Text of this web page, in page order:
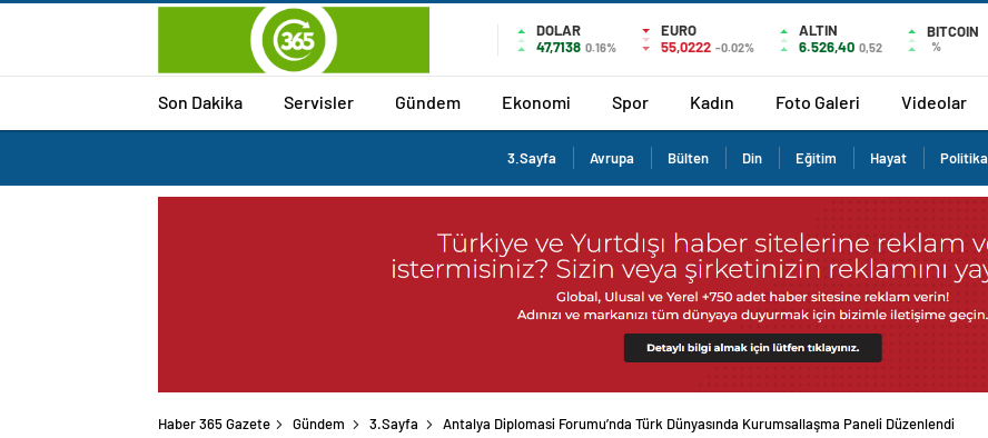
DOLAR
47,7138 0.16%
EURO
55,0222 -0.02%
ALTIN
6.526,40 0,52
BITCOIN
%
Son Dakika Servisler Gündem Ekonomi Spor Kadın Foto Galeri Videolar
3.Sayfa Avrupa Bülten Din Eğitim Hayat Politika
Haber 365 Gazete Gündem 3.Sayfa Antalya Diplomasi Forumu’nda Türk Dünyasında Kurumsallaşma Paneli Düzenlendi